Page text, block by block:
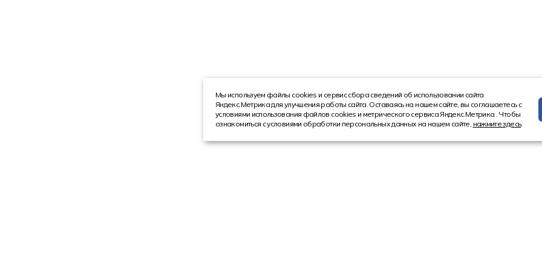
Мы используем файлы cookies и сервис сбора сведений об использовании сайта
Яндекс.Метрика для улучшения работы сайта. Оставаясь на нашем сайте, вы соглашаетесь с
условиями использования файлов cookies и метрического сервиса Яндекс.Метрика . Чтобы
ознакомиться с условиями обработки персональных данных на нашем сайте, нажмите здесь.